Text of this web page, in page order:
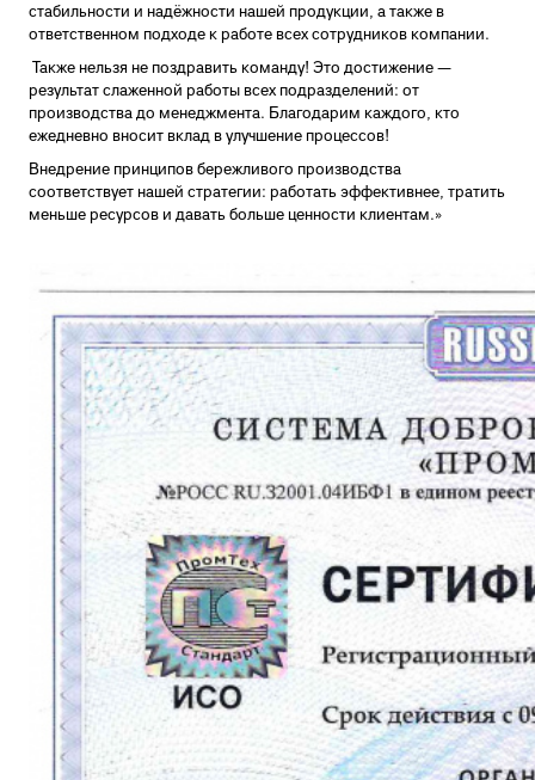
стабильности и надёжности нашей продукции, а также в
ответственном подходе к работе всех сотрудников компании.
Также нельзя не поздравить команду! Это достижение —
результат слаженной работы всех подразделений: от
производства до менеджмента. Благодарим каждого, кто
ежедневно вносит вклад в улучшение процессов!
Внедрение принципов бережливого производства
соответствует нашей стратегии: работать эффективнее, тратить
меньше ресурсов и давать больше ценности клиентам.»